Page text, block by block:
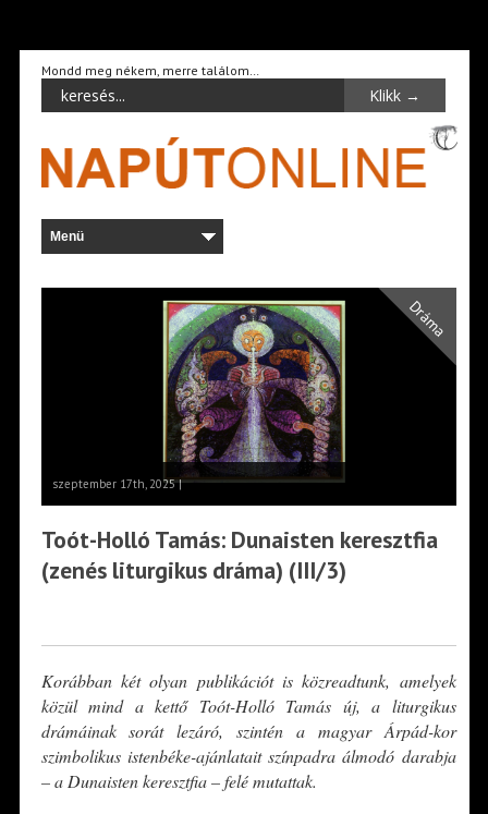
Mondd meg nékem, merre találom…
Dráma
szeptember 17th, 2025 |
Toót-Holló Tamás: Dunaisten keresztfia
(zenés liturgikus dráma) (III/3)
Korábban két olyan publikációt is közreadtunk, amelyek
közül mind a kettő Toót-Holló Tamás új, a liturgikus
drámáinak sorát lezáró, szintén a magyar Árpád-kor
szimbolikus istenbéke-ajánlatait színpadra álmodó darabja
– a Dunaisten keresztfia – felé mutattak.